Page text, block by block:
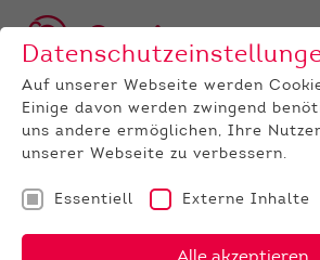
UNTERNEHMEN News
Auf unserer Webseite werden
Einige davon werden zwingend
uns andere ermöglichen, Ihre
unserer Webseite zu verbessern.
Essentiell Externe Inhalte